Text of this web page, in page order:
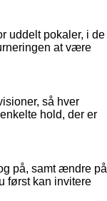
uddelt pokaler, i de
at være
så hver
hold, der er
på, samt ændre på
først kan invitere